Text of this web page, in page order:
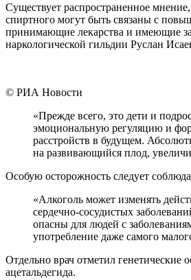
Существует распространенное
спиртного могут быть связаны с
принимающие лекарства и имеющие
наркологической гильдии Руслан
© РИА Новости
«Прежде всего, это дети и
эмоциональную регуляцию и
расстройств в будущем.
на развивающийся плод,
Особую осторожность следует
«Алкоголь может изменять
сердечно-сосудистых
опасны для людей с
употребление даже самого
Отдельно врач отметил генетические
ацетальдегида.